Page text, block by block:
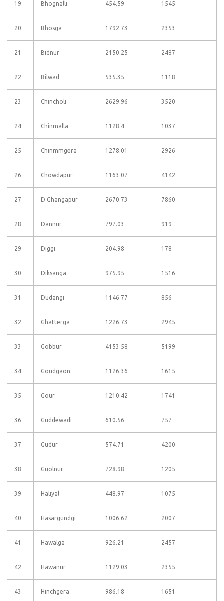
19 Bhognalli 454.59 1545
20 Bhosga 1792.73 2353
21 Bidnur 2150.25 2487
22 Bilwad 535.35 1118
23 Chincholi 2629.96 3520
24 Chinmalla 1128.4 1037
25 Chinmmgera 1278.01 2926
26 Chowdapur 1163.07 4142
27 D Ghangapur 2670.73 7860
28 Dannur 797.03 919
29 Diggi 204.98 178
30 Diksanga 975.95 1516
31 Dudangi 1146.77 856
32 Ghatterga 1226.73 2945
33 Gobbur 4153.58 5199
34 Goudgaon 1126.36 1615
35 Gour 1210.42 1741
36 Guddewadi 610.56 757
37 Gudur 574.71 4200
38 Guolnur 728.98 1205
39 Haliyal 448.97 1075
40 Hasargundgi 1006.62 2007
41 Hawalga 926.21 2457
42 Hawanur 1129.03 2355
43 Hinchgera 986.18 1651